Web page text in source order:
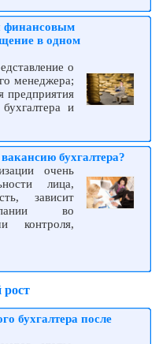
финансовым
в одном
о
менеджера;
предприятия
и
бухгалтера?
очень
лица,
зависит
во
контроля,
бухгалтера после